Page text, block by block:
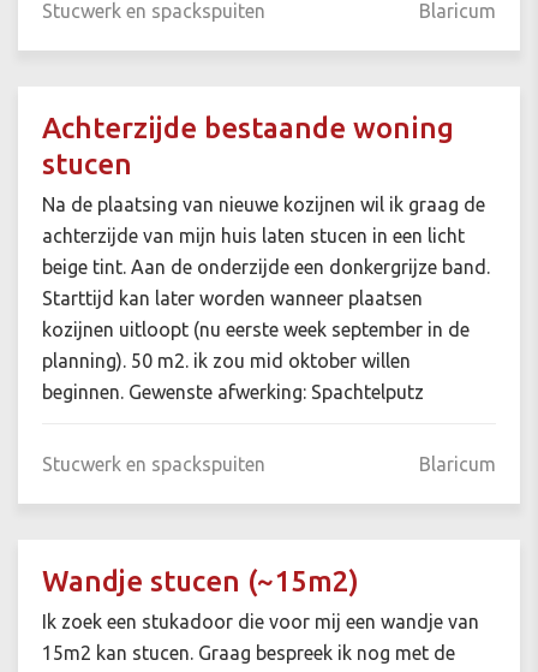
Stucwerk en spackspuiten Blaricum
Achterzijde bestaande woning
stucen
Na de plaatsing van nieuwe kozijnen wil ik graag de
achterzijde van mijn huis laten stucen in een licht
beige tint. Aan de onderzijde een donkergrijze band.
Starttijd kan later worden wanneer plaatsen
kozijnen uitloopt (nu eerste week september in de
planning). 50 m2. ik zou mid oktober willen
beginnen. Gewenste afwerking: Spachtelputz
Stucwerk en spackspuiten Blaricum
Wandje stucen (~15m2)
Ik zoek een stukadoor die voor mij een wandje van
15m2 kan stucen. Graag bespreek ik nog met de